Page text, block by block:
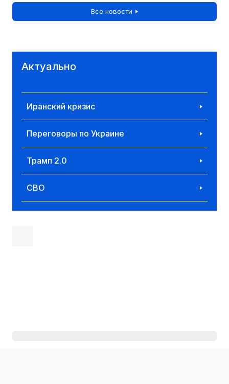
Все новости
Актуально
Иранский кризис
Переговоры по Украине
Трамп 2.0
СВО